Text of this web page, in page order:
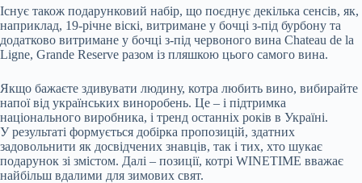
Існує також подарунковий набір, що поєднує декілька сенсів, як,
наприклад, 19-річне віскі, витримане у бочці з-під бурбону та
додатково витримане у бочці з-під червоного вина Chateau de la
Ligne, Grande Reserve разом із пляшкою цього самого вина.
Якщо бажаєте здивувати людину, котра любить вино, вибирайте
напої від українських виноробень. Це – і підтримка
національного виробника, і тренд останніх років в Україні.
У результаті формується добірка пропозицій, здатних
задовольнити як досвідчених знавців, так і тих, хто шукає
подарунок зі змістом. Далі – позиції, котрі WINETIME вважає
найбільш вдалими для зимових свят.